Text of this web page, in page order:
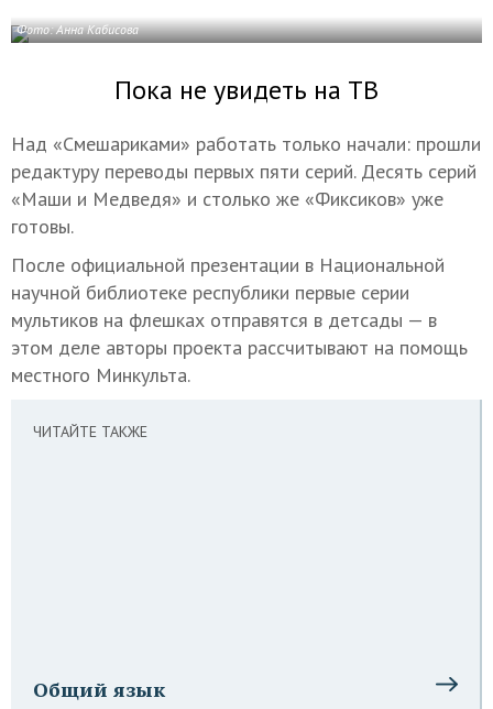
Фото: Анна Кабисова
Пока не увидеть на ТВ
Над «Смешариками» работать только начали: прошли
редактуру переводы первых пяти серий. Десять серий
«Маши и Медведя» и столько же «Фиксиков» уже
готовы.
После официальной презентации в Национальной
научной библиотеке республики первые серии
мультиков на флешках отправятся в детсады — в
этом деле авторы проекта рассчитывают на помощь
местного Минкульта.
ЧИТАЙТЕ ТАКЖЕ
Общий язык